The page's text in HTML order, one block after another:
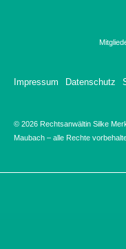
Impressum Datenschutz
© 2026 Rechtsanwältin Silke
Maubach – alle Rechte